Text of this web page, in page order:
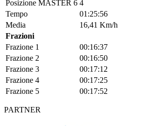
Posizione MASTER 6 4
Tempo
01:25:56
Media
16,41 Km/h
Frazioni
Frazione 1
00:16:37
Frazione 2
00:16:50
Frazione 3
00:17:12
Frazione 4
00:17:25
Frazione 5
00:17:52
PARTNER